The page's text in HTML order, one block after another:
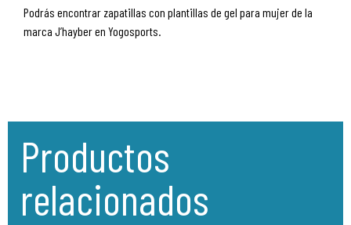
Podrás encontrar zapatillas con plantillas de gel para mujer de la
marca J’hayber en Yogosports.
Productos
relacionados